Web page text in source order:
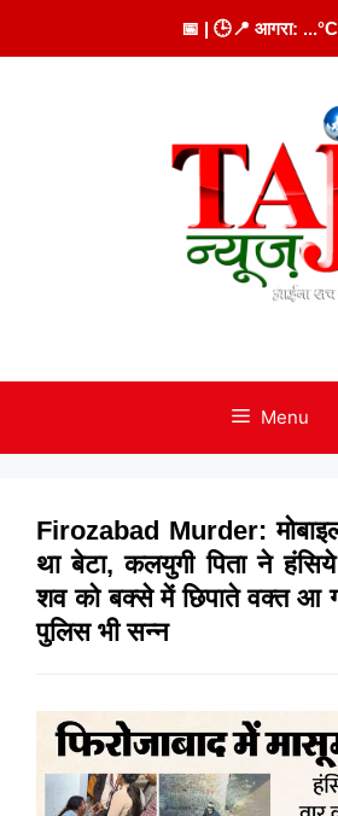
to
📅 | 🕒📍 आगरा: ...°C
Menu
Firozabad Murder:
था बेटा, कलयुगी पिता ने
शव को बक्से में छिपाते वक्त
पुलिस भी सन्न